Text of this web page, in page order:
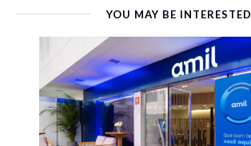
YOU MAY BE INTERESTED